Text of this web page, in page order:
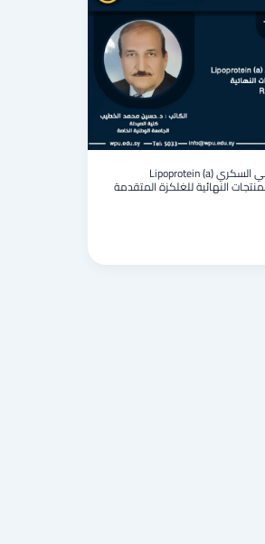
دراسة العلاقة بين البروتين الشحمي السكري Lipoprotein (a)
النهائية للغلكزة المتقدمة